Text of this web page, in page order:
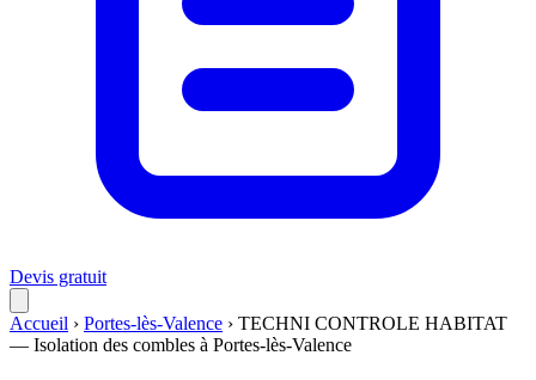
Devis gratuit
Accueil › Portes-lès-Valence › TECHNI CONTROLE HABITAT
— Isolation des combles à Portes-lès-Valence